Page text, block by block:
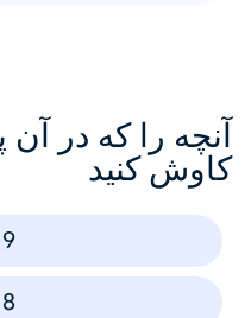
آنچه را که در آن
کاوش کنید